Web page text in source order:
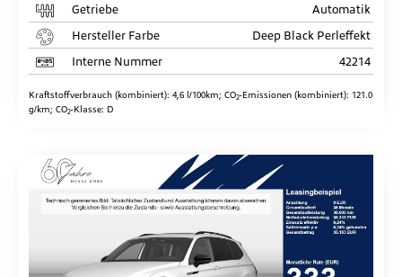
Getriebe
Automatik
Hersteller Farbe
Deep Black Perleffekt
Interne Nummer
42214
Kraftstoffverbrauch (kombiniert): 4,6 l/100km; CO2-Emissionen (kombiniert): 121.0
g/km; CO2-Klasse: D